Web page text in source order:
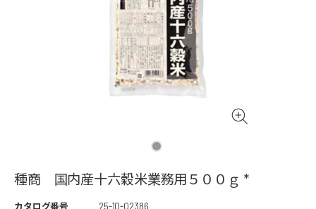
種商 国内産十六穀米業務用５００ｇ *
カタログ番号
25-10-02386